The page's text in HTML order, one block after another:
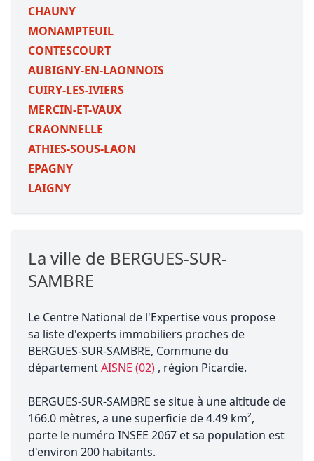
CHAUNY
MONAMPTEUIL
CONTESCOURT
AUBIGNY-EN-LAONNOIS
CUIRY-LES-IVIERS
MERCIN-ET-VAUX
CRAONNELLE
ATHIES-SOUS-LAON
EPAGNY
LAIGNY
La ville de BERGUES-SUR-
SAMBRE
Le Centre National de l'Expertise vous propose
sa liste d'experts immobiliers proches de
BERGUES-SUR-SAMBRE, Commune du
départementAISNE (02) , région Picardie.
BERGUES-SUR-SAMBRE se situe à une altitude de
166.0 mètres, a une superficie de 4.49 km²,
porte le numéro INSEE 2067 et sa population est
d'environ 200 habitants.